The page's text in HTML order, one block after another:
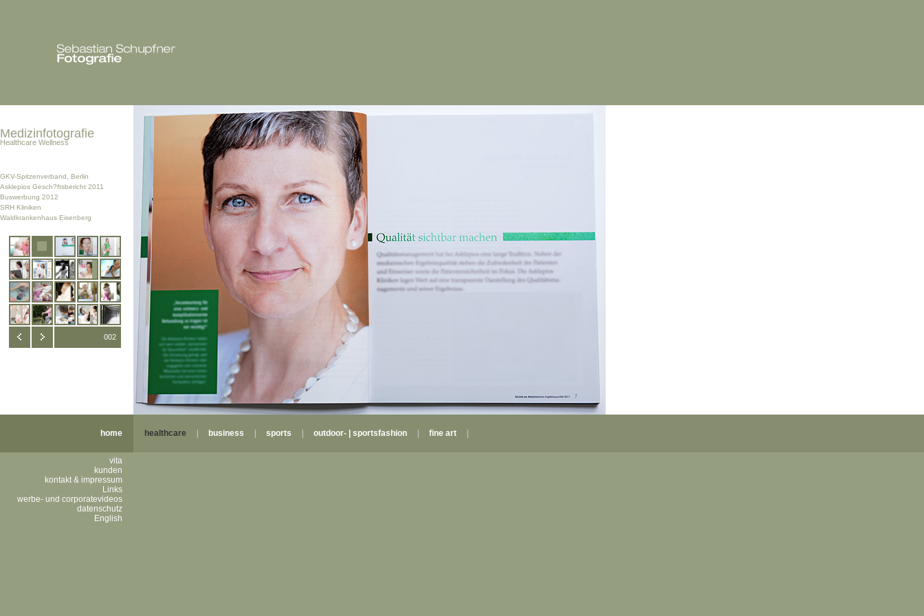
Medizinfotografie
Healthcare Wellness
GKV-Spitzenverband, Berlin
Asklepios Gesch?ftsbericht 2011
Buswerbung 2012
SRH Kliniken
Waldkrankenhaus Eisenberg
002
home healthcare business sports outdoor- | sportsfashion fine art
vita
kunden
kontakt & impressum
Links
werbe- und corporatevideos
datenschutz
English